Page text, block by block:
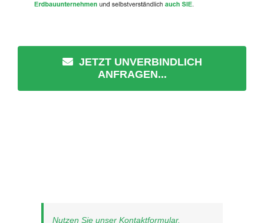
JETZT UNVERBINDLICH
ANFRAGEN...
Nutzen Sie unser Kontaktformular.